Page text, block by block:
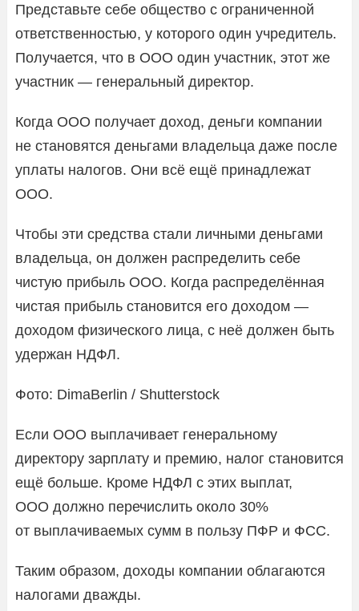
Представьте себе общество с ограниченной
ответственностью, у которого один учредитель.
Получается, что в ООО один участник, этот же
участник — генеральный директор.
Когда ООО получает доход, деньги компании
не становятся деньгами владельца даже после
уплаты налогов. Они всё ещё принадлежат
ООО.
Чтобы эти средства стали личными деньгами
владельца, он должен распределить себе
чистую прибыль ООО. Когда распределённая
чистая прибыль становится его доходом —
доходом физического лица, с неё должен быть
удержан НДФЛ.
Фото: DimaBerlin / Shutterstock
Если ООО выплачивает генеральному
директору зарплату и премию, налог становится
ещё больше. Кроме НДФЛ с этих выплат,
ООО должно перечислить около 30%
от выплачиваемых сумм в пользу ПФР и ФСС.
Таким образом, доходы компании облагаются
налогами дважды.